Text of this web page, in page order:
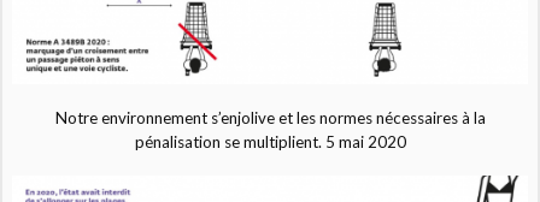
Notre environnement s’enjolive et les normes nécessaires à la
pénalisation se multiplient. 5 mai 2020